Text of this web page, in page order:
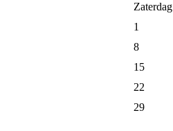
Zaterdag
1
8
15
22
29